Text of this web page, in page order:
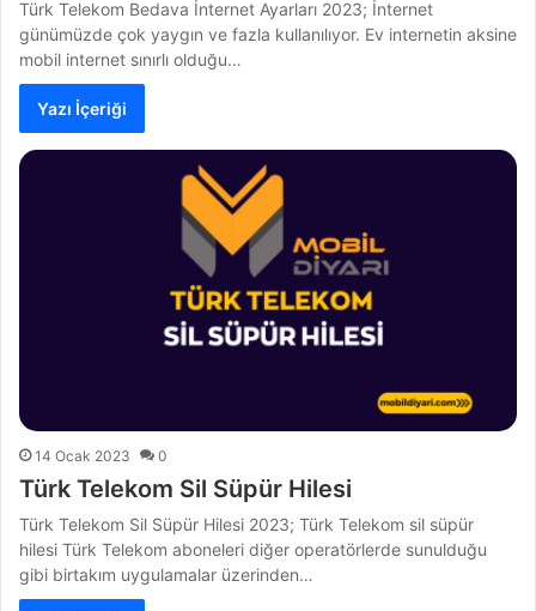
Türk Telekom Bedava İnternet Ayarları 2023; İnternet
günümüzde çok yaygın ve fazla kullanılıyor. Ev internetin aksine
mobil internet sınırlı olduğu…
Yazı İçeriği
14 Ocak 2023 0
Türk Telekom Sil Süpür Hilesi
Türk Telekom Sil Süpür Hilesi 2023; Türk Telekom sil süpür
hilesi Türk Telekom aboneleri diğer operatörlerde sunulduğu
gibi birtakım uygulamalar üzerinden…